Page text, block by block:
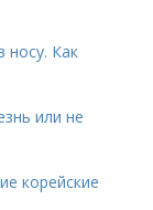
носу. Как
или не
корейские